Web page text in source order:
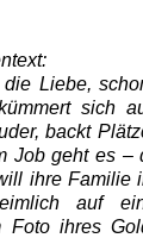
Liebe,
sich
backt
Job geht es –
ihre Familie
auf
Foto ihres